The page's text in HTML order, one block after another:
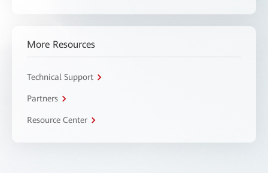
More Resources
Technical Support
Partners
Resource Center